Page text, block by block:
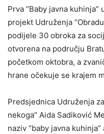
Prva “Baby javna
projekt Udruženja
podijele 30 obroka za
otvorena na području
početkom oktobra, a
hrane očekuje se krajem
Predsjednica Udruženja
nekoga” Aida Sadiković
naziv “baby javna